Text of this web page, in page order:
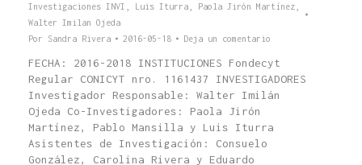
Investigaciones INVI Luis Iturra Paola Jirón Martínez
Walter Imilan Ojeda
Por Sandra Rivera 2016-05-18 Deja un comentario
FECHA: 2016-2018 INSTITUCIONES Fondecyt
Regular CONICYT nro. 1161437 INVESTIGADORES
Investigador Responsable: Walter Imilán
Ojeda Co-Investigadores: Paola Jirón
Martínez, Pablo Mansilla y Luis Iturra
Asistentes de Investigación: Consuelo
González, Carolina Rivera y Eduardo